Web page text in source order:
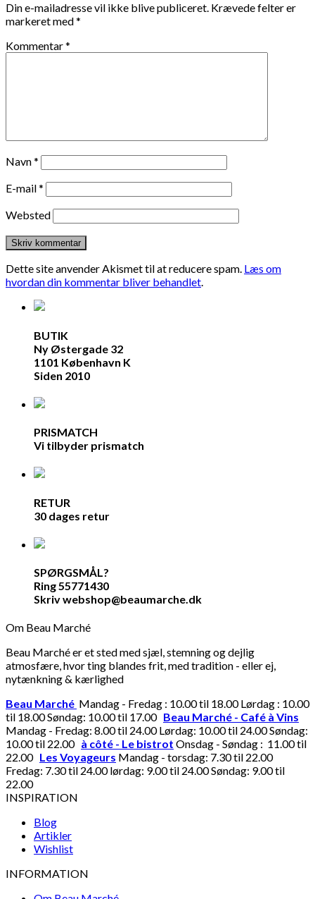
Din e-mailadresse vil ikke blive publiceret. Krævede felter er
markeret med*
Kommentar*
Navn*
E-mail*
Websted
Dette site anvender Akismet til at reducere spam. Læs om
hvordan din kommentar bliver behandlet.
BUTIK
Ny Østergade 32
1101 København K
Siden 2010
PRISMATCH
Vi tilbyder prismatch
RETUR
30 dages retur
SPØRGSMÅL?
Ring 55771430
Skriv webshop@beaumarche.dk
Om Beau Marché
Beau Marché er et sted med sjæl, stemning og dejlig
atmosfære, hvor ting blandes frit, med tradition - eller ej,
nytænkning & kærlighed
Beau Marché Mandag - Fredag : 10.00 til 18.00 Lørdag : 10.00
til 18.00 Søndag: 10.00 til 17.00 Beau Marché - Café à Vins
Mandag - Fredag: 8.00 til 24.00 Lørdag: 10.00 til 24.00 Søndag:
10.00 til 22.00 à côté - Le bistrot Onsdag - Søndag : 11.00 til
22.00 Les Voyageurs Mandag - torsdag: 7.30 til 22.00
Fredag: 7.30 til 24.00 lørdag: 9.00 til 24.00 Søndag: 9.00 til
22.00
INSPIRATION
Blog
Artikler
Wishlist
INFORMATION